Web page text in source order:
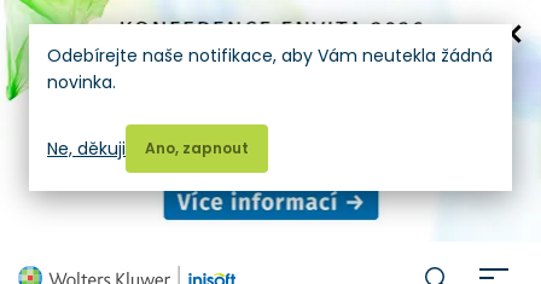
Odebírejte naše notifikace, aby Vám neutekla žádná
novinka.
Ano, zapnout
Ne, děkuji